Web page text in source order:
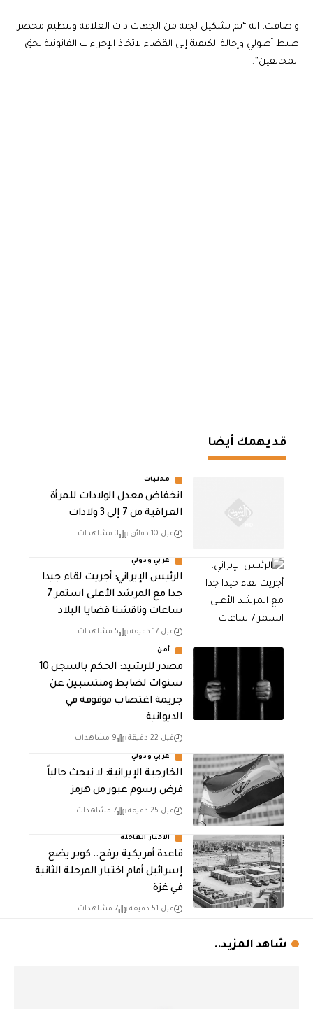
واضافت، انه “تم تشكيل لجنة من الجهات ذات العلاقة وتنظيم محضر
ضبط أصولي وإحالة الكيفية إلى القضاء لاتخاذ الإجراءات القانونية بحق
المخالفين”.
قد يهمك أيضا
محليات
انخفاض معدل الولادات للمرأة
العراقية من 7 إلى 3 ولادات
قبل 10 دقائق 3 مشاهدات
عربي ودولي
الرئيس الإيراني: أجريت لقاء جيدا
جدا مع المرشد الأعلى استمر 7
ساعات وناقشنا قضايا البلاد
قبل 17 دقيقة 5 مشاهدات
أمن
مصدر للرشيد: الحكم بالسجن 10
سنوات لضابط ومنتسبين عن
جريمة اغتصاب موقوفة في
الديوانية
قبل 22 دقيقة 9 مشاهدات
عربي ودولي
الخارجية الإيرانية: لا نبحث حالياً
فرض رسوم عبور من هرمز
قبل 25 دقيقة 7 مشاهدات
الاخبار العاجلة
قاعدة أمريكية برفح.. كوبر يضع
إسرائيل أمام اختبار المرحلة الثانية
في غزة
قبل 51 دقيقة 7 مشاهدات
شاهد المزيد..